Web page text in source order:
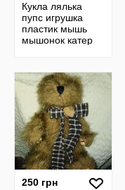
Кукла лялька
пупс игрушка
пластик мышь
мышонок катер
гдр
250 грн